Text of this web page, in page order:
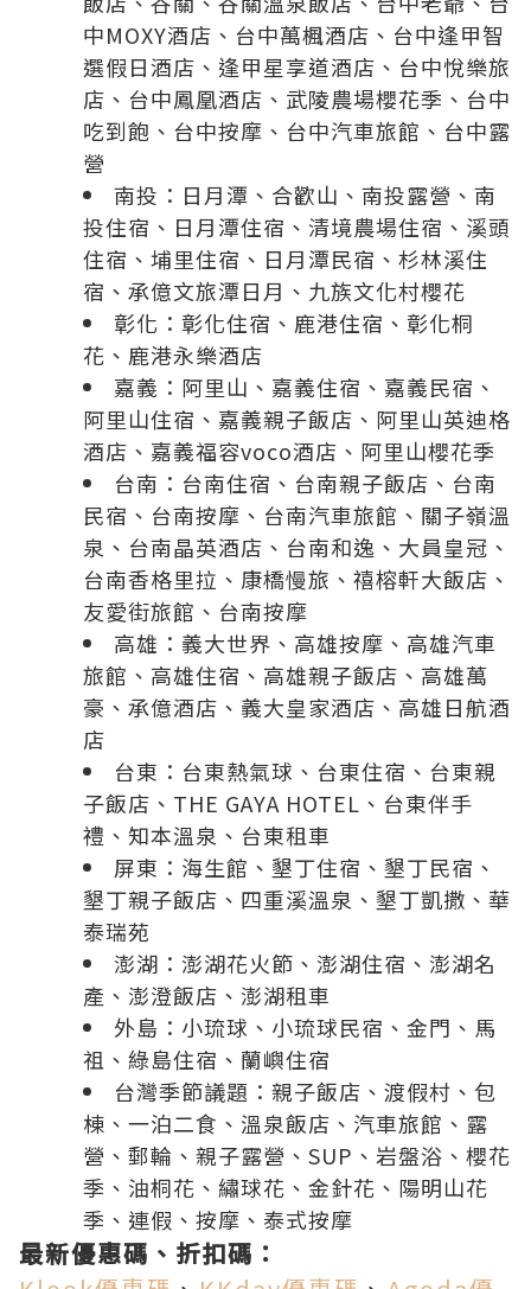
中MOXY酒店 、 台中萬楓酒店 、 台中逢甲智
選假日酒店 、 逢甲星享道酒店 、 台中悅樂旅
店 、 台中鳳凰酒店 、 武陵農場櫻花季 、 台中
吃到飽 、 台中按摩 、 台中汽車旅館 、 台中露
營
南投： 日月潭 、 合歡山 、 南投露營 、 南
投住宿 、 日月潭住宿 、 清境農場住宿 、 溪頭
住宿 、 埔里住宿 、 日月潭民宿 、 杉林溪住
宿 、 承億文旅潭日月 、 九族文化村櫻花
彰化： 彰化住宿 、 鹿港住宿 、 彰化桐
花 、 鹿港永樂酒店
嘉義： 阿里山 、 嘉義住宿 、 嘉義民宿 、
阿里山住宿 、 嘉義親子飯店 、 阿里山英迪格
酒店 、 嘉義福容voco酒店 、 阿里山櫻花季
台南： 台南住宿 、 台南親子飯店 、 台南
民宿 、 台南按摩 、 台南汽車旅館 、 關子嶺溫
泉 、 台南晶英酒店 、 台南和逸 、 大員皇冠 、
台南香格里拉 、 康橋慢旅 、 禧榕軒大飯店 、
友愛街旅館 、 台南按摩
高雄： 義大世界 、 高雄按摩 、 高雄汽車
旅館 、 高雄住宿 、 高雄親子飯店 、 高雄萬
豪 、 承億酒店 、 義大皇家酒店 、 高雄日航酒
店
台東： 台東熱氣球 、 台東住宿 、 台東親
子飯店 、 THE GAYA HOTEL 、 台東伴手
禮 、 知本溫泉 、 台東租車
屏東： 海生館 、 墾丁住宿 、 墾丁民宿 、
墾丁親子飯店 、 四重溪溫泉 、 墾丁凱撒 、 華
泰瑞苑
澎湖： 澎湖花火節 、 澎湖住宿 、 澎湖名
產 、 澎澄飯店 、 澎湖租車
外島： 小琉球 、 小琉球民宿 、 金門 、 馬
祖 、 綠島住宿 、 蘭嶼住宿
台灣季節議題： 親子飯店 、 渡假村 、 包
棟 、 一泊二食 、 溫泉飯店 、 汽車旅館 、 露
營 、 郵輪 、 親子露營 、 SUP 、 岩盤浴 、 櫻花
季 、 油桐花 、 繡球花 、 金針花 、 陽明山花
季 、 連假 、 按摩 、 泰式按摩
最新優惠碼、折扣碼：